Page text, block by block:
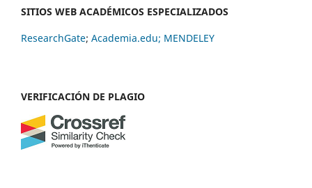
SITIOS WEB ACADÉMICOS ESPECIALIZADOS
ResearchGate; Academia.edu; MENDELEY
VERIFICACIÓN DE PLAGIO